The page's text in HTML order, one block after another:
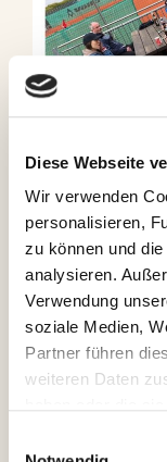
Diese Webseite
Wir verwenden
personalisieren,
zu können und
analysieren.
Verwendung
soziale Medien,
Partner führen
weiteren Daten
2022
6. Mai 2022 von
statt. Das Wetter